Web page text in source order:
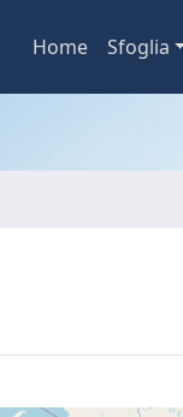
Home Sfoglia